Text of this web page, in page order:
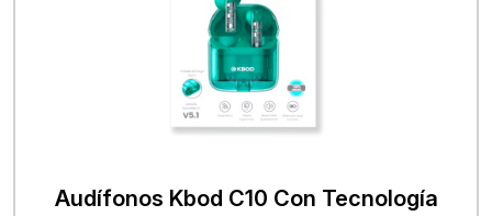
Audífonos Kbod C10 Con Tecnología